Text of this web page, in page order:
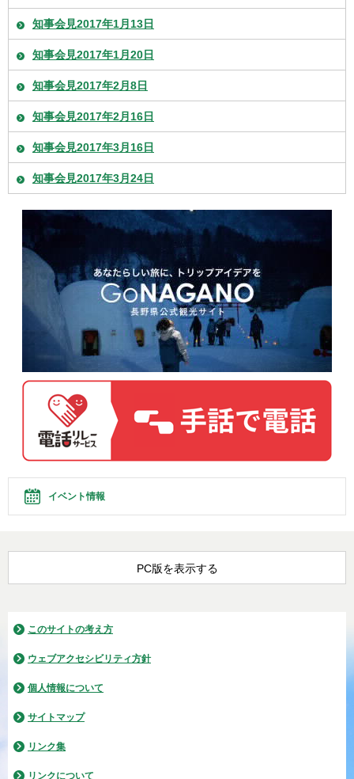
知事会見2017年1月13日
知事会見2017年1月20日
知事会見2017年2月8日
知事会見2017年2月16日
知事会見2017年3月16日
知事会見2017年3月24日
イベント情報
PC版を表示する
このサイトの考え方
ウェブアクセシビリティ方針
個人情報について
サイトマップ
リンク集
リンクについて